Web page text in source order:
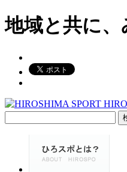
地域と共に